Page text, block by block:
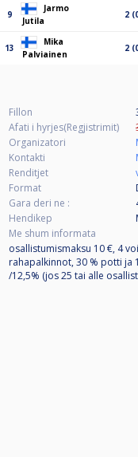
9
Jarmo
Jutila
2
13
Mika
Palviainen
2
Fillon
Afati i hyrjes(Regjistrimit)
Organizatori
Kontakti
Renditjet
Format
Gara deri ne :
Hendikep
Me shum informata
osallistumismaksu 10 €, 4
rahapalkinnot, 30 % potti ja
/12,5% (jos 25 tai alle